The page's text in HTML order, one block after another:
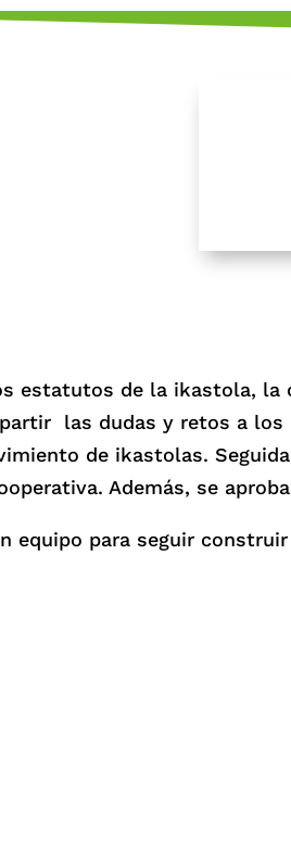
estatutos de la ikastola, la
las dudas y retos a
de ikastolas.
Además, se
equipo para seguir